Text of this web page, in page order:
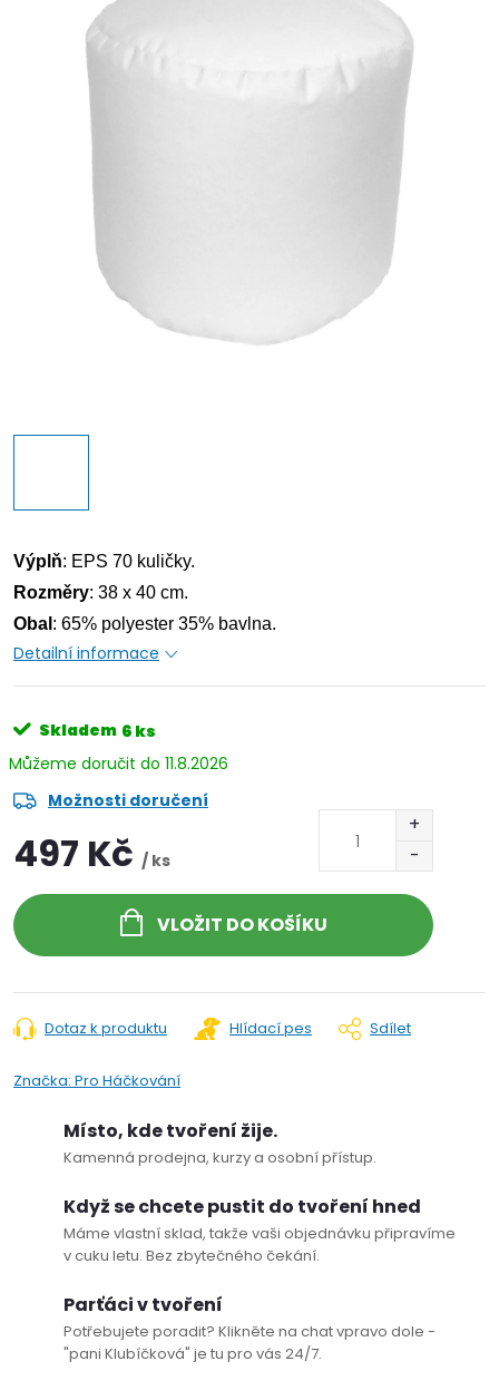
Výplň: EPS 70 kuličky.
Rozměry: 38 x 40 cm.
Obal : 65% polyester 35% bavlna.
Detailní informace
Skladem 6 ks
11.8.2026
Možnosti doručení
497 Kč / ks
VLOŽIT DO KOŠÍKU
Dotaz k produktu Hlídací pes Sdílet
Značka: Pro Háčkování
Místo, kde tvoření žije.
Kamenná prodejna, kurzy a osobní přístup.
Když se chcete pustit do tvoření hned
Máme vlastní sklad, takže vaši objednávku připravíme
v cuku letu. Bez zbytečného čekání.
Parťáci v tvoření
Potřebujete poradit? Klikněte na chat vpravo dole -
"pani Klubíčková" je tu pro vás 24/7.